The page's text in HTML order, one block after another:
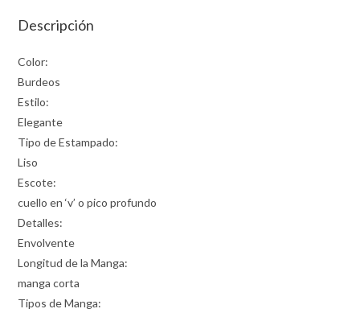
Descripción
Color:
Burdeos
Estilo:
Elegante
Tipo de Estampado:
Liso
Escote:
cuello en ‘v’ o pico profundo
Detalles:
Envolvente
Longitud de la Manga:
manga corta
Tipos de Manga: